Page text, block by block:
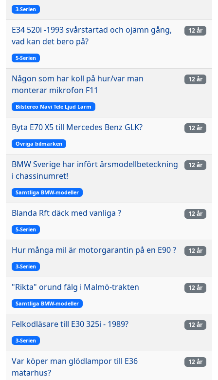
3-Serien
E34 520i -1993 svårstartad och ojämn gång,
vad kan det bero på?
5-Serien
12 år
Någon som har koll på hur/var man
monterar mikrofon F11
Bilstereo Navi Tele Ljud Larm
12 år
Byta E70 X5 till Mercedes Benz GLK?
Övriga bilmärken
12 år
BMW Sverige har infört årsmodellbeteckning
i chassinumret!
Samtliga BMW-modeller
12 år
Blanda Rft däck med vanliga ?
5-Serien
12 år
Hur många mil är motorgarantin på en E90 ?
3-Serien
12 år
"Rikta" orund fälg i Malmö-trakten
Samtliga BMW-modeller
12 år
Felkodläsare till E30 325i - 1989?
3-Serien
12 år
Var köper man glödlampor till E36
mätarhus?
12 år